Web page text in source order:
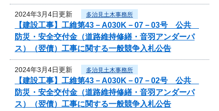
2024年3月4日更新 多治見土木事務所
【建設工事】工維第43－A030K－07－03号 公共
防災・安全交付金（道路維持修繕・音羽アンダーパ
ス）（翌債）工事に関する一般競争入札公告
2024年3月4日更新 多治見土木事務所
【建設工事】工維第43－A030K－07－02号 公共
防災・安全交付金（道路維持修繕・音羽アンダーパ
ス）（翌債）工事に関する一般競争入札公告